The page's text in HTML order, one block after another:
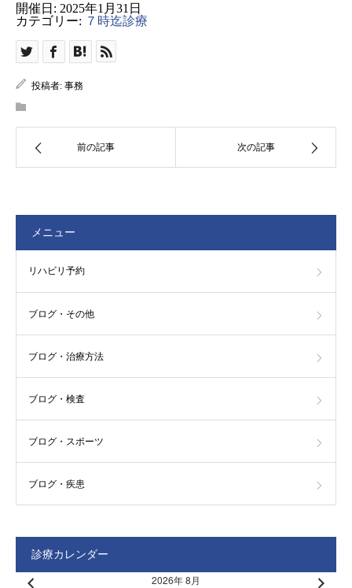
開催日: 2025年1月31日
カテゴリー: ７時迄診療
投稿者: 事務
前の記事 次の記事
メニュー
リハビリ予約
ブログ・その他
ブログ・治療方法
ブログ・検査
ブログ・スポーツ
ブログ・疾患
診療カレンダー
2026年 8月